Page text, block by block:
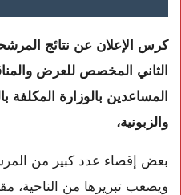
كرس الإعلان عن نتائج المرشحين المقبولين لاجتياز الاختبار
الثاني المخصص للعرض
المساعدين بالوزارة المكلفة
والزبونية،
بعض إقصاء عدد كبير من
ويصعب تبريرها من الناحية،